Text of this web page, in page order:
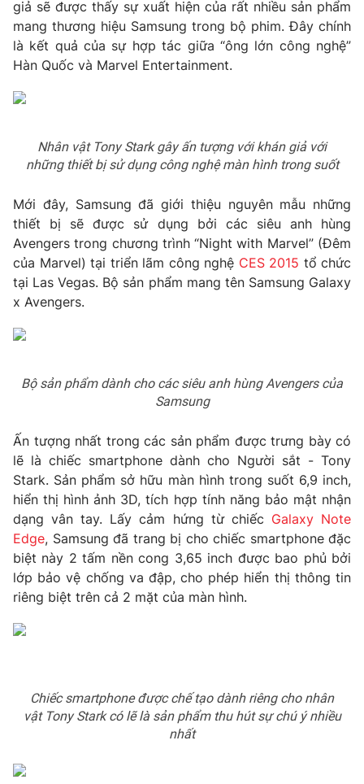
Góc doanh nghiệp
Phim VTV
Hậu trường
Nhân vật
Giải sao mai
Giải trí
Đời sống
Làm đẹp
Giáo dục
Tuyển sinh
Học trực tuyến
Hitech Công nghệ tương lai
Sản phẩm
Thị trường
Giao lưu trực tuyến
Lịch phát sóng
Chuyên mục khác
Emagazine
Video Shorts video
VTV Money VTV Thể thao
VTV Sức khoẻ Bất động sản
Thị trường 24h Tấm lòng Việt
VTV9 VTV8
giả sẽ được thấy sự xuất hiện của rất nhiều sản phẩm
mang thương hiệu Samsung trong bộ phim. Đây chính
là kết quả của sự hợp tác giữa “ông lớn công nghệ”
Hàn Quốc và Marvel Entertainment.
Nhân vật Tony Stark gây ấn tượng với khán giả với
những thiết bị sử dụng công nghệ màn hình trong suốt
Mới đây, Samsung đã giới thiệu nguyên mẫu những
thiết bị sẽ được sử dụng bởi các siêu anh hùng
Avengers trong chương trình “Night with Marvel” (Đêm
của Marvel) tại triển lãm công nghệ CES 2015 tổ chức
tại Las Vegas. Bộ sản phẩm mang tên Samsung Galaxy
x Avengers.
Bộ sản phẩm dành cho các siêu anh hùng Avengers của
Samsung
Ấn tượng nhất trong các sản phẩm được trưng bày có
lẽ là chiếc smartphone dành cho Người sắt - Tony
Stark. Sản phẩm sở hữu màn hình trong suốt 6,9 inch,
hiển thị hình ảnh 3D, tích hợp tính năng bảo mật nhận
dạng vân tay. Lấy cảm hứng từ chiếc Galaxy Note
Edge, Samsung đã trang bị cho chiếc smartphone đặc
biệt này 2 tấm nền cong 3,65 inch được bao phủ bởi
lớp bảo vệ chống va đập, cho phép hiển thị thông tin
riêng biệt trên cả 2 mặt của màn hình.
Chiếc smartphone được chế tạo dành riêng cho nhân
vật Tony Stark có lẽ là sản phẩm thu hút sự chú ý nhiều
nhất